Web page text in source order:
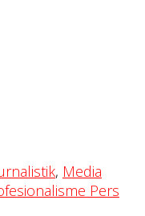
, Media
Pers